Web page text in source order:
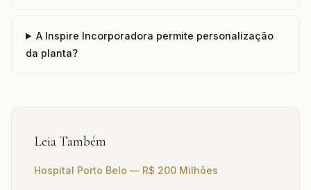
A Inspire Incorporadora permite personalização
da planta?
Leia Também
Hospital Porto Belo — R$ 200 Milhões